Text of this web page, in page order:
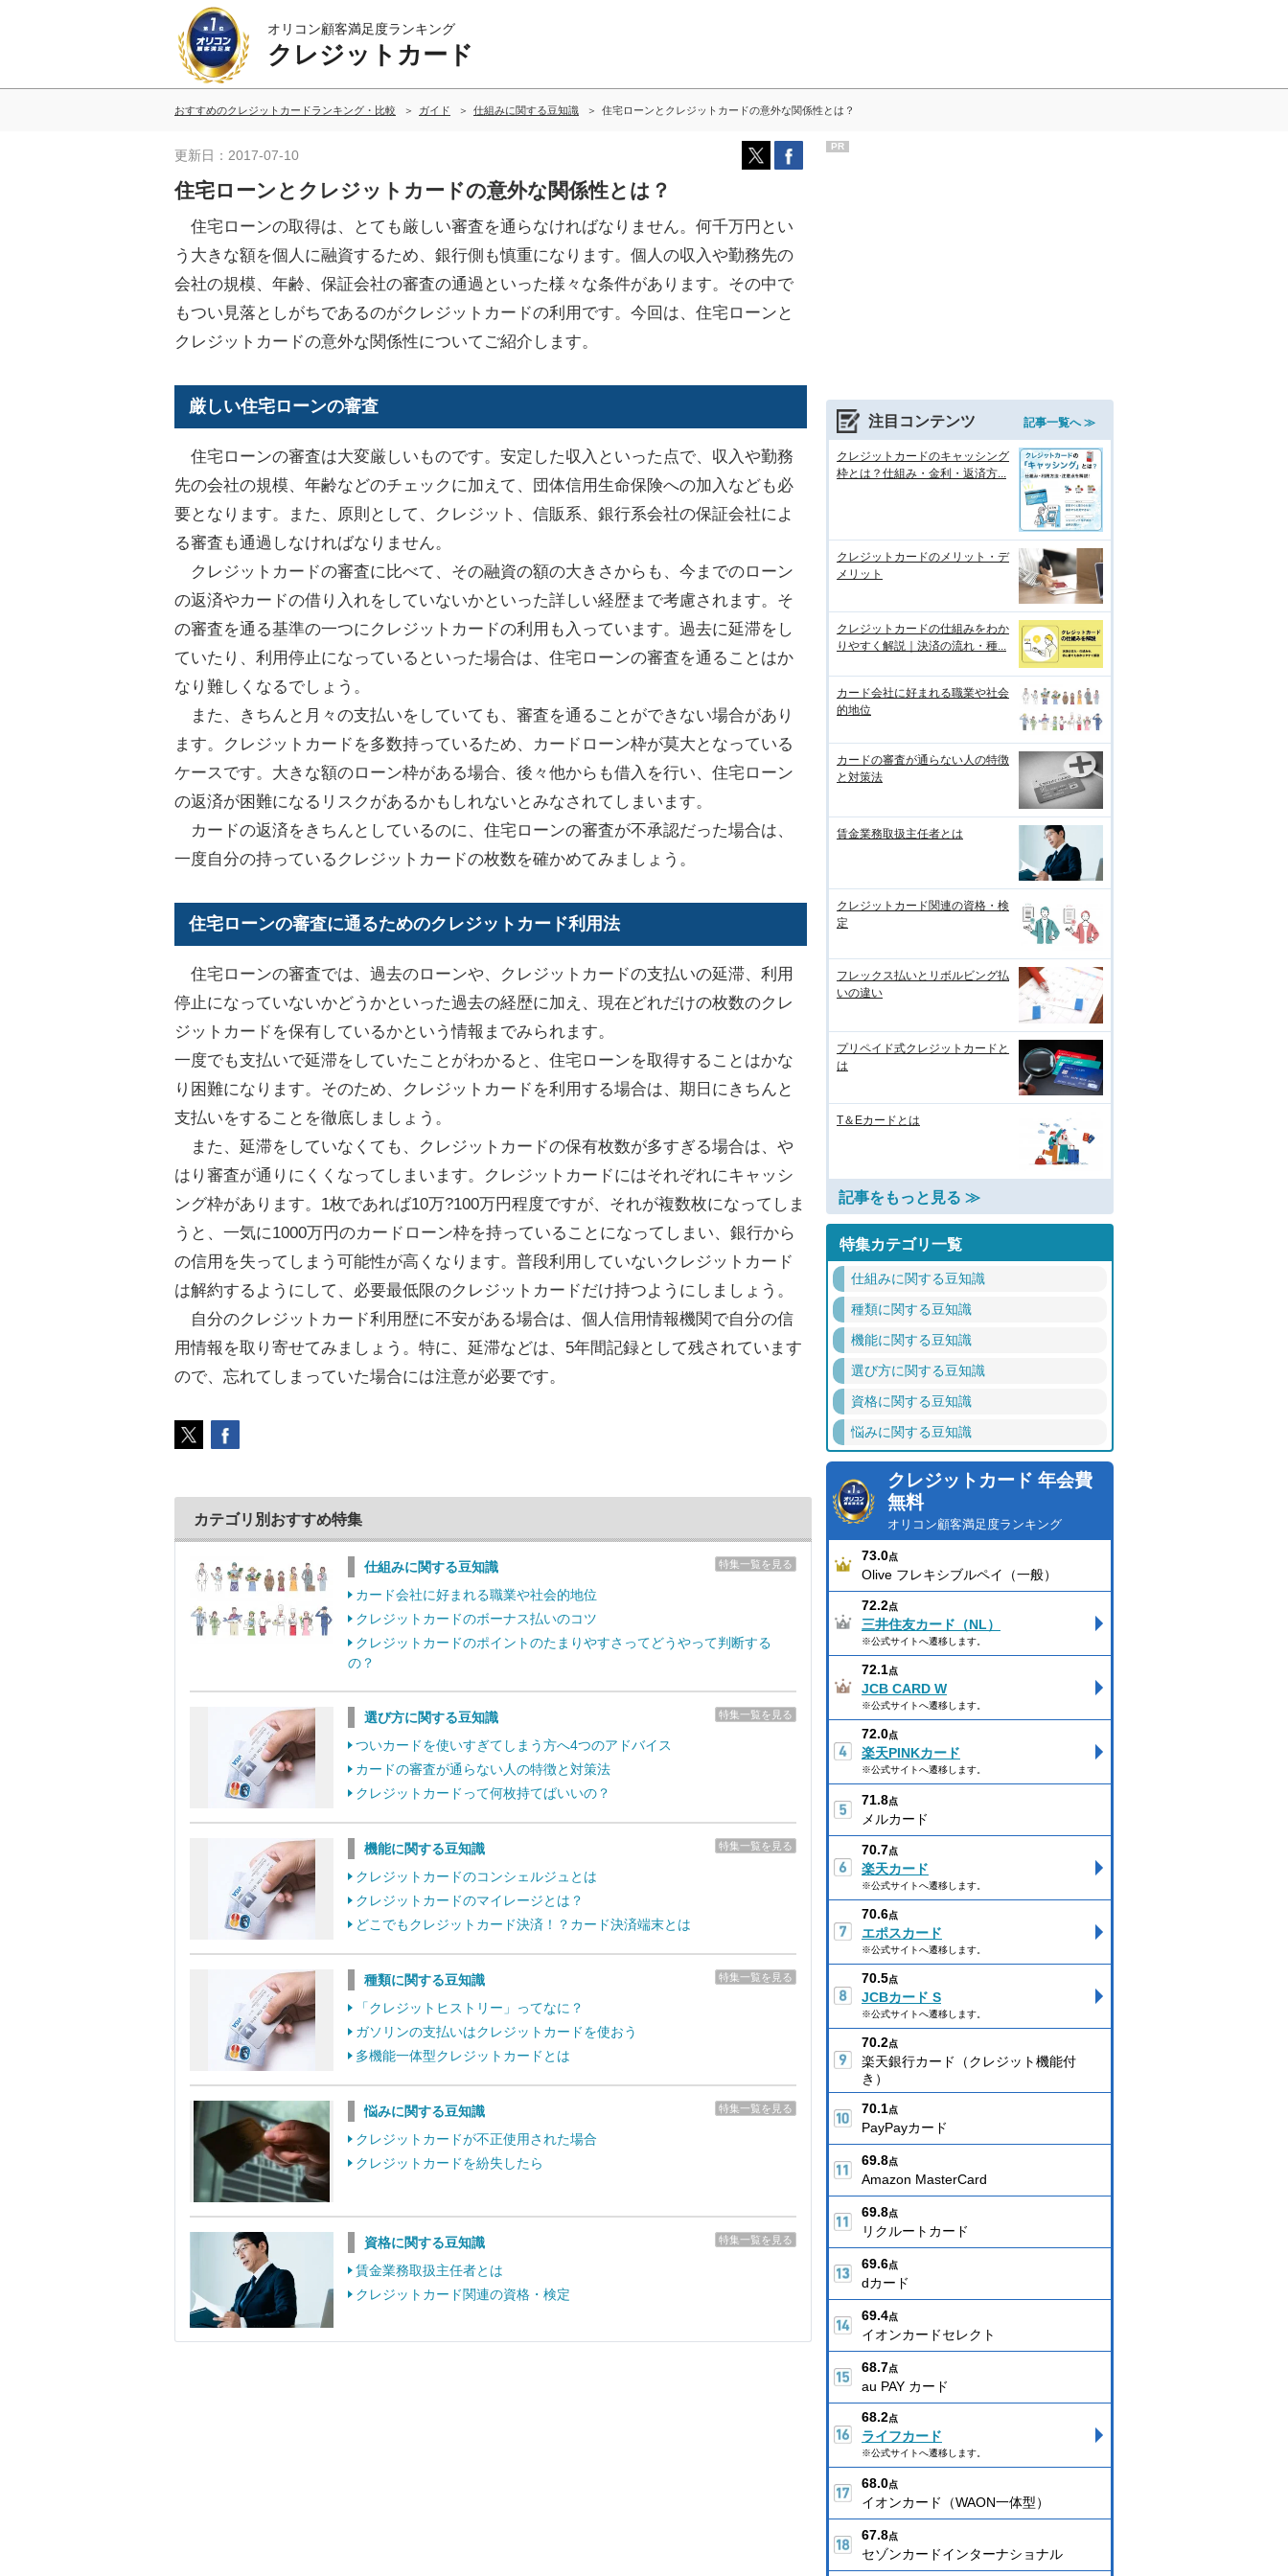
オリコン顧客満足度ランキング
クレジットカード
おすすめのクレジットカードランキング・比較 ガイド 仕組みに関する豆知識 住宅ローンとクレジットカードの意外な関係性とは？
更新日：2017-07-10
住宅ローンとクレジットカードの意外な関係性とは？
住宅ローンの取得は、とても厳しい審査を通らなければなりません。何千万円とい
う大きな額を個人に融資するため、銀行側も慎重になります。個人の収入や勤務先の
会社の規模、年齢、保証会社の審査の通過といった様々な条件があります。その中で
もつい見落としがちであるのがクレジットカードの利用です。今回は、住宅ローンと
クレジットカードの意外な関係性についてご紹介します。
厳しい住宅ローンの審査
住宅ローンの審査は大変厳しいものです。安定した収入といった点で、収入や勤務
先の会社の規模、年齢などのチェックに加えて、団体信用生命保険への加入なども必
要となります。また、原則として、クレジット、信販系、銀行系会社の保証会社によ
る審査も通過しなければなりません。
クレジットカードの審査に比べて、その融資の額の大きさからも、今までのローン
の返済やカードの借り入れをしていないかといった詳しい経歴まで考慮されます。そ
の審査を通る基準の一つにクレジットカードの利用も入っています。過去に延滞をし
ていたり、利用停止になっているといった場合は、住宅ローンの審査を通ることはか
なり難しくなるでしょう。
また、きちんと月々の支払いをしていても、審査を通ることができない場合があり
ます。クレジットカードを多数持っているため、カードローン枠が莫大となっている
ケースです。大きな額のローン枠がある場合、後々他からも借入を行い、住宅ローン
の返済が困難になるリスクがあるかもしれないとみなされてしまいます。
カードの返済をきちんとしているのに、住宅ローンの審査が不承認だった場合は、
一度自分の持っているクレジットカードの枚数を確かめてみましょう。
住宅ローンの審査に通るためのクレジットカード利用法
住宅ローンの審査では、過去のローンや、クレジットカードの支払いの延滞、利用
停止になっていないかどうかといった過去の経歴に加え、現在どれだけの枚数のクレ
ジットカードを保有しているかという情報までみられます。
一度でも支払いで延滞をしていたことがわかると、住宅ローンを取得することはかな
り困難になります。そのため、クレジットカードを利用する場合は、期日にきちんと
支払いをすることを徹底しましょう。
また、延滞をしていなくても、クレジットカードの保有枚数が多すぎる場合は、や
はり審査が通りにくくなってしまいます。クレジットカードにはそれぞれにキャッシ
ング枠があります。1枚であれば10万?100万円程度ですが、それが複数枚になってしま
うと、一気に1000万円のカードローン枠を持っていることになってしまい、銀行から
の信用を失ってしまう可能性が高くなります。普段利用していないクレジットカード
は解約するようにして、必要最低限のクレジットカードだけ持つようにしましょう。
自分のクレジットカード利用歴に不安がある場合は、個人信用情報機関で自分の信
用情報を取り寄せてみましょう。特に、延滞などは、5年間記録として残されています
ので、忘れてしまっていた場合には注意が必要です。
カテゴリ別おすすめ特集
特集一覧を見る
仕組みに関する豆知識
カード会社に好まれる職業や社会的地位
クレジットカードのボーナス払いのコツ
クレジットカードのポイントのたまりやすさってどうやって判断する
の？
特集一覧を見る
選び方に関する豆知識
ついカードを使いすぎてしまう方へ4つのアドバイス
カードの審査が通らない人の特徴と対策法
クレジットカードって何枚持てばいいの？
特集一覧を見る
機能に関する豆知識
クレジットカードのコンシェルジュとは
クレジットカードのマイレージとは？
どこでもクレジットカード決済！？カード決済端末とは
特集一覧を見る
種類に関する豆知識
「クレジットヒストリー」ってなに？
ガソリンの支払いはクレジットカードを使おう
多機能一体型クレジットカードとは
特集一覧を見る
悩みに関する豆知識
クレジットカードが不正使用された場合
クレジットカードを紛失したら
特集一覧を見る
資格に関する豆知識
賃金業務取扱主任者とは
クレジットカード関連の資格・検定
PR
注目コンテンツ 記事一覧へ ≫
クレジットカードのキャッシング
枠とは？仕組み・金利・返済方...
クレジットカードのメリット・デ
メリット
クレジットカードの仕組みをわか
りやすく解説｜決済の流れ・種...
カード会社に好まれる職業や社会
的地位
カードの審査が通らない人の特徴
と対策法
賃金業務取扱主任者とは
クレジットカード関連の資格・検
定
フレックス払いとリボルビング払
いの違い
プリペイド式クレジットカードと
は
T＆Eカードとは
記事をもっと見る ≫
特集カテゴリ一覧
仕組みに関する豆知識
種類に関する豆知識
機能に関する豆知識
選び方に関する豆知識
資格に関する豆知識
悩みに関する豆知識
クレジットカード 年会費
無料
オリコン顧客満足度ランキング
73.0点
Olive フレキシブルペイ（一般）
72.2点
三井住友カード（NL）
※公式サイトへ遷移します。
72.1点
JCB CARD W
※公式サイトへ遷移します。
72.0点
楽天PINKカード
※公式サイトへ遷移します。
71.8点
メルカード
70.7点
楽天カード
※公式サイトへ遷移します。
70.6点
エポスカード
※公式サイトへ遷移します。
70.5点
JCBカード S
※公式サイトへ遷移します。
70.2点
楽天銀行カード（クレジット機能付
き）
70.1点
PayPayカード
69.8点
Amazon MasterCard
69.8点
リクルートカード
69.6点
dカード
69.4点
イオンカードセレクト
68.7点
au PAY カード
68.2点
ライフカード
※公式サイトへ遷移します。
68.0点
イオンカード（WAON一体型）
67.8点
セゾンカードインターナショナル